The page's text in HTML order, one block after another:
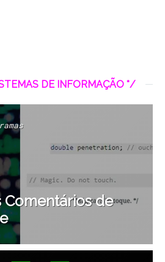
DE INFORMAÇÃO */
Comentários de